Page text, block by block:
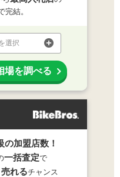
完結。
選択
場を調べる
の加盟店数！
一括査定で
れるチャンス